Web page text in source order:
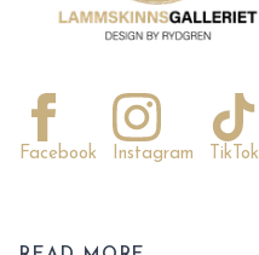
Facebook Instagram TikTok